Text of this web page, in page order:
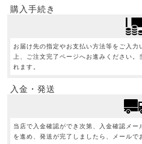
購入手続き
お届け先の指定やお支払い方法等をご入
上、ご注文完了ページへお進みください
れます。
入金・発送
当店で入金確認ができ次第、入金確認メ
を進め、発送が完了しましたら、メールで